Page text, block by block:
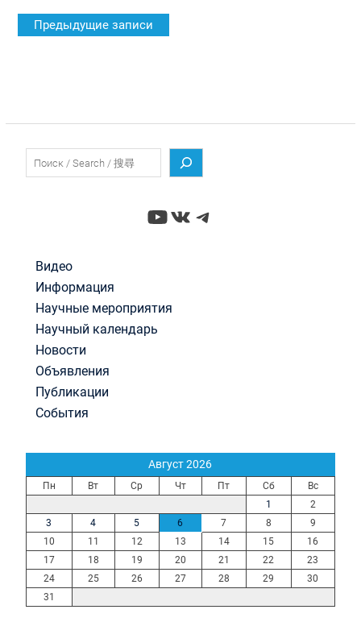
Навигация
поПредыдущие записи
YouTube
ВКонтакте
Telegram
Видео
Информация
Научные мероприятия
Научный календарь
Новости
Объявления
Публикации
События
Август 2026
Пн Вт Ср Чт Пт Сб
Вс
1
2
3
4 5 6 7 8
9
10
11 12 13 14 15
16
17
18 19 20 21 22
23
24
25 26 27 28 29
30
31